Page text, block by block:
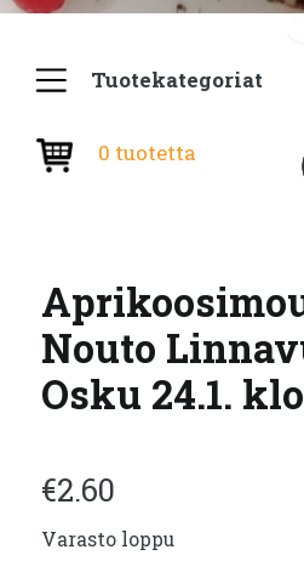
Tuotekategoriat
0 tuotetta
Nouto
Osku 24.1.
€2.60
Varasto loppu